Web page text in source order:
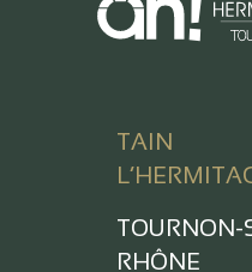
TAIN
TOURNON-
RHÔNE